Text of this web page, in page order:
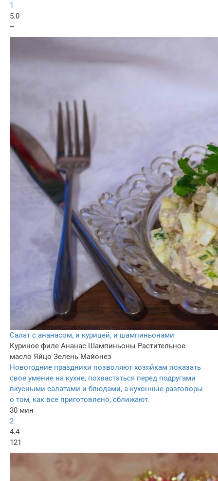
1
5.0
–
Салат с ананасом, и курицей, и шампиньонами
Куриное филе Ананас Шампиньоны Растительное
масло Яйцо Зелень Майонез
Новогодние праздники позволяют хозяйкам показать
свое умение на кухне, похвастаться перед подругами
вкусными салатами и блюдами, а кухонные разговоры
о том, как все приготовлено, сближают.
30 мин
2
4.4
121